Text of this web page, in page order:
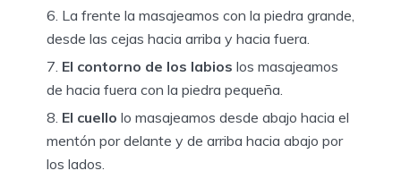
La frente la masajeamos con la piedra grande,
desde las cejas hacia arriba y hacia fuera.
El contorno de los labios los masajeamos
de hacia fuera con la piedra pequeña.
El cuello lo masajeamos desde abajo hacia el
mentón por delante y de arriba hacia abajo por
los lados.